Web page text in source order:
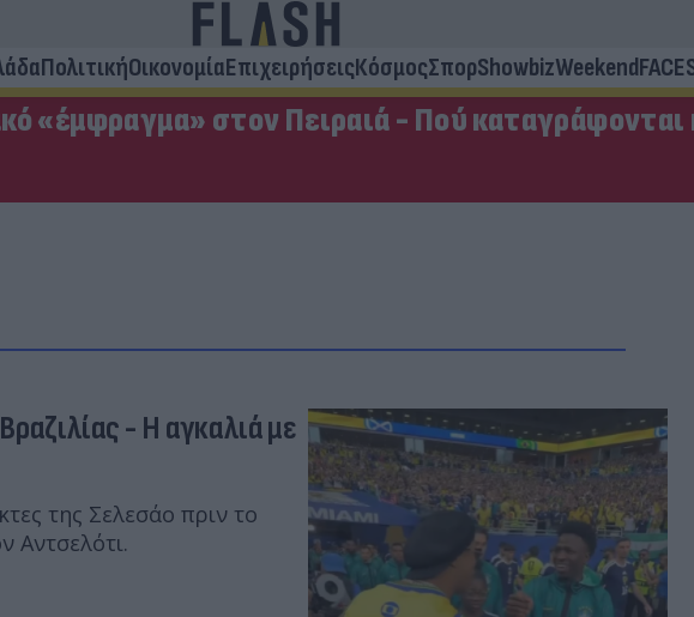
ΠολιτικήΟικονομίαΕπιχειρήσειςΚόσμοςΣπορShowbizWeekend
«έμφραγμα» στον Πειραιά - Πού καταγράφονται
- Η αγκαλιά με
της Σελεσάο πριν το
Αντσελότι.